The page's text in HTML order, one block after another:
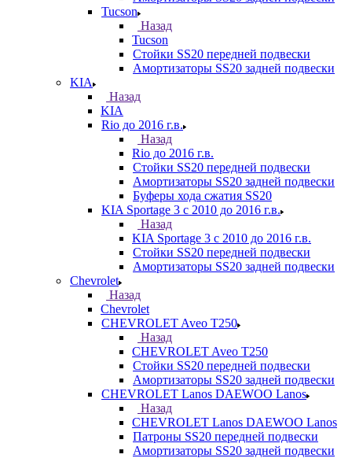
Tucson
Назад
Tucson
Стойки SS20 передней подвески
Амортизаторы SS20 задней подвески
KIA
Назад
KIA
Rio до 2016 г.в.
Назад
Rio до 2016 г.в.
Стойки SS20 передней подвески
Амортизаторы SS20 задней подвески
Буферы хода сжатия SS20
KIA Sportage 3 с 2010 до 2016 г.в.
Назад
KIA Sportage 3 с 2010 до 2016 г.в.
Стойки SS20 передней подвески
Амортизаторы SS20 задней подвески
Chevrolet
Назад
Chevrolet
CHEVROLET Aveo T250
Назад
CHEVROLET Aveo T250
Стойки SS20 передней подвески
Амортизаторы SS20 задней подвески
CHEVROLET Lanos DAEWOO Lanos
Назад
CHEVROLET Lanos DAEWOO Lanos
Патроны SS20 передней подвески
Амортизаторы SS20 задней подвески